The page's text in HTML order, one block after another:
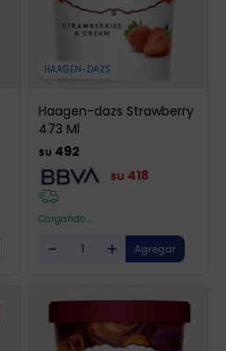
HAAGEN-DAZS
Haagen-dazs Strawberry
473 Ml
$U 492
$U 418
Cargando ...
- +